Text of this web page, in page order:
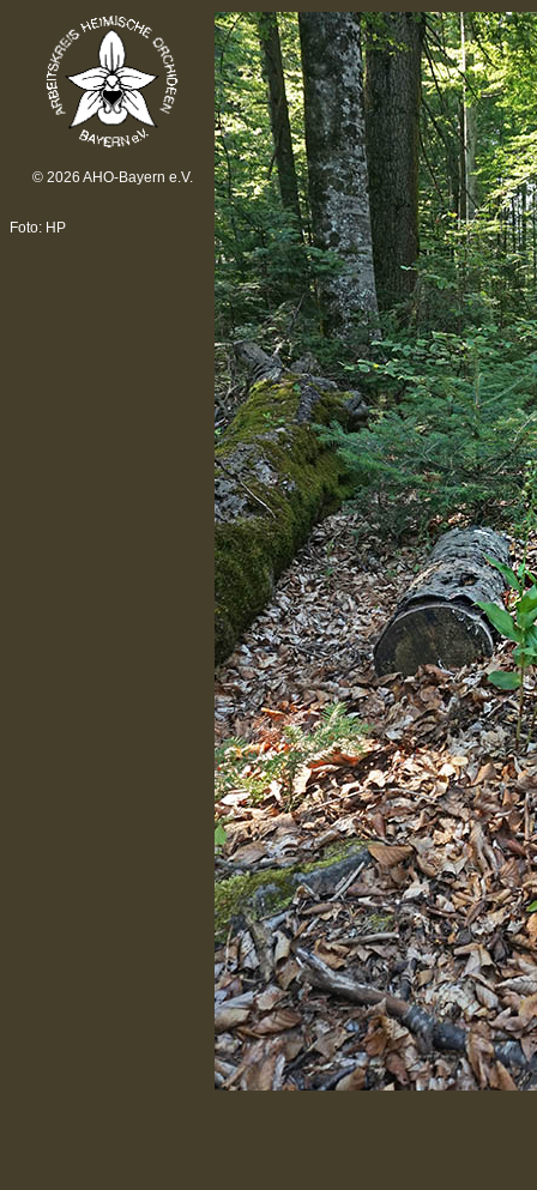
© 2026 AHO-Bayern e.V.
Foto: HP